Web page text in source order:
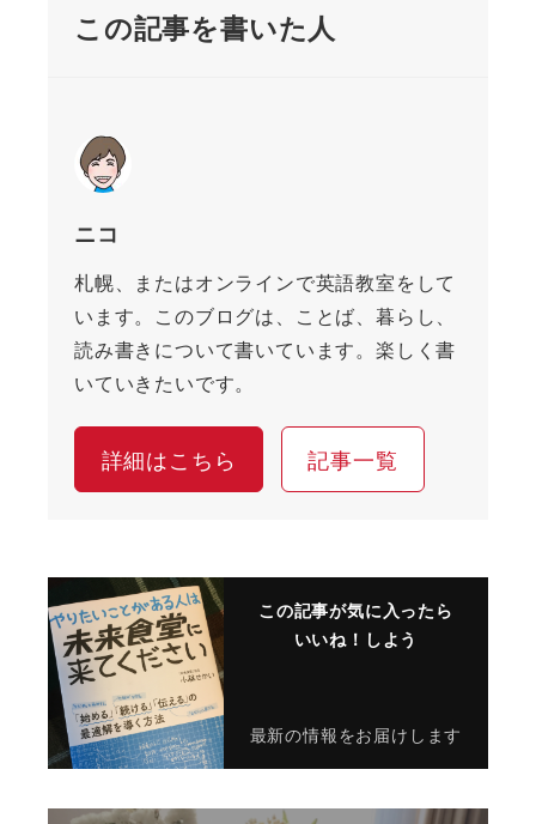
この記事を書いた人
ニコ
札幌、またはオンラインで英語教室をして
います。このブログは、ことば、暮らし、
読み書きについて書いています。楽しく書
いていきたいです。
詳細はこちら 記事一覧
この記事が気に入ったら
いいね！しよう
最新の情報をお届けします